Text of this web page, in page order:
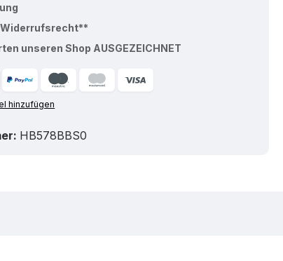
unseren Shop AUSGEZEICHNET
hinzufügen
HB578BBS0